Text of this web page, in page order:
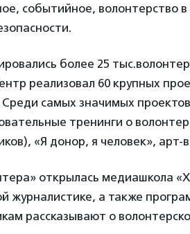
событийное, волонтерство
более 25
реализовал 60 крупных
самых значимых
тренинги о
«Я донор, я человек», арт-
открылась медиашкола
журналистике, а также
рассказывают о